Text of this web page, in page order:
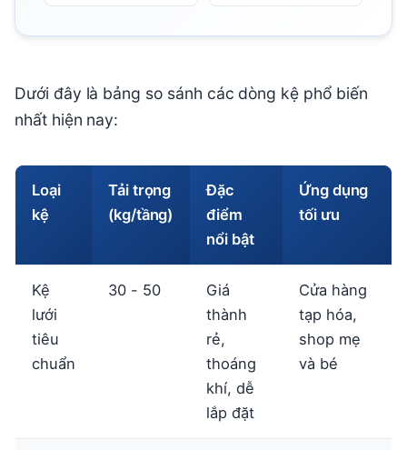
Dưới đây là bảng so sánh các dòng kệ phổ biến
nhất hiện nay:
Loại
kệ
Tải trọng
(kg/tầng)
Đặc
điểm
nổi bật
Ứng dụng
tối ưu
Kệ
lưới
tiêu
chuẩn
30 - 50
Giá
thành
rẻ,
thoáng
khí, dễ
lắp đặt
Cửa hàng
tạp hóa,
shop mẹ
và bé